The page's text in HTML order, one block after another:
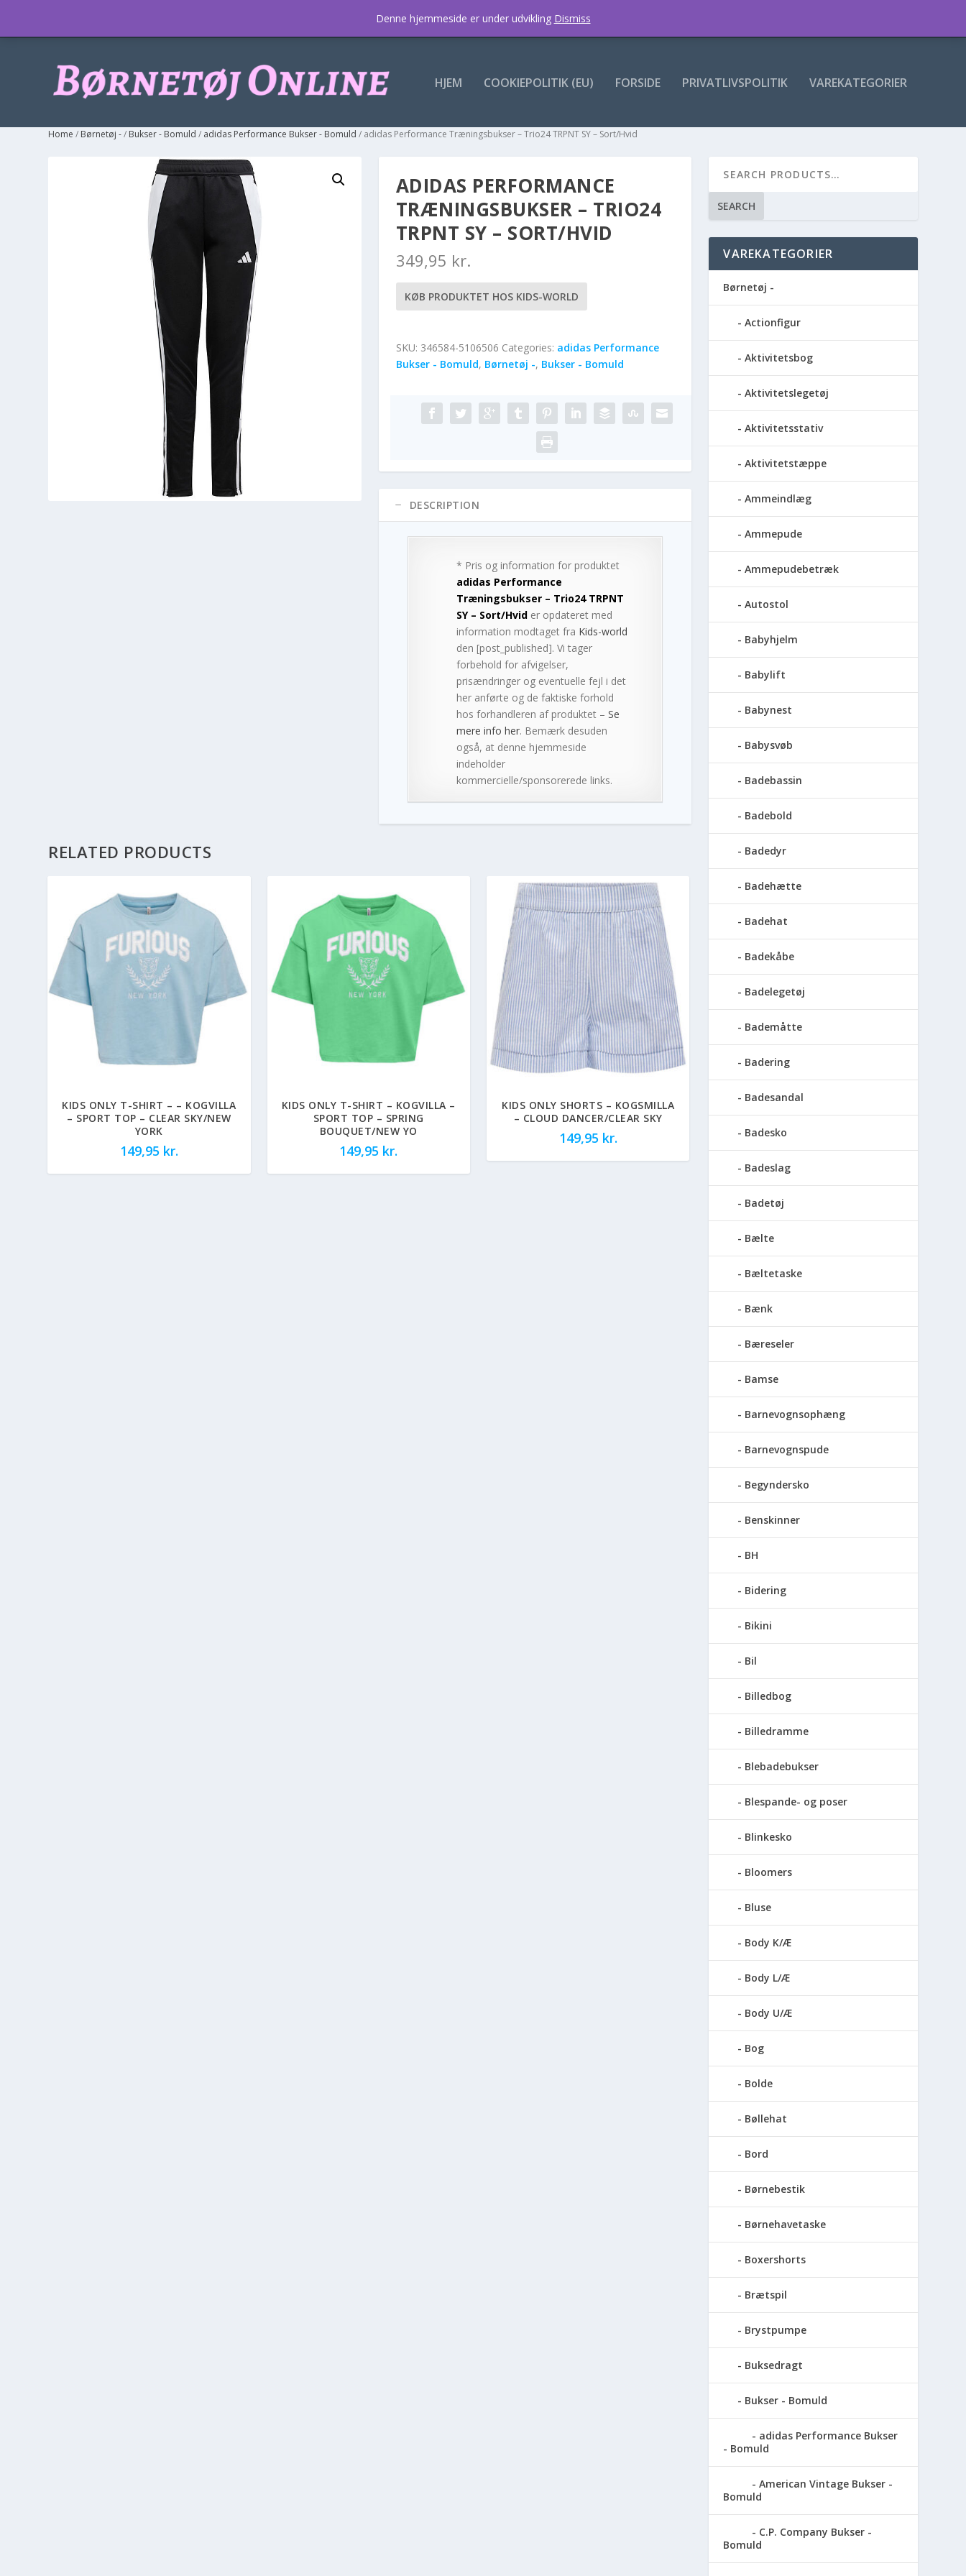
HJEM COOKIEPOLITIK (EU) FORSIDE PRIVATLIVSPOLITIK VAREKATEGORIER
Home / Børnetøj -/ Bukser - Bomuld / adidas Performance Bukser - Bomuld / adidas Performance Træningsbukser – Trio24 TRPNT SY – Sort/Hvid
ADIDAS PERFORMANCE
TRÆNINGSBUKSER – TRIO24
TRPNT SY – SORT/HVID
349,95 kr.
KØB PRODUKTET HOS KIDS-WORLD
SKU: 346584-5106506 Categories: adidas Performance
Bukser - Bomuld, Børnetøj -, Bukser - Bomuld
DESCRIPTION
* Pris og information for produktet
adidas Performance
Træningsbukser – Trio24 TRPNT
SY – Sort/Hvider opdateret med
information modtaget fra Kids-world
den [post_published]. Vi tager
forbehold for afvigelser,
prisændringer og eventuelle fejl i det
her anførte og de faktiske forhold
hos forhandleren af produktet – Se
mere info her. Bemærk desuden
også, at denne hjemmeside
indeholder
kommercielle/sponsorerede links.
RELATED PRODUCTS
KIDS ONLY T-SHIRT – – KOGVILLA
– SPORT TOP – CLEAR SKY/NEW
YORK
149,95 kr.
KIDS ONLY T-SHIRT – KOGVILLA –
SPORT TOP – SPRING
BOUQUET/NEW YO
149,95 kr.
KIDS ONLY SHORTS – KOGSMILLA
– CLOUD DANCER/CLEAR SKY
149,95 kr.
SEARCH
VAREKATEGORIER
Børnetøj -
Actionfigur
Aktivitetsbog
Aktivitetslegetøj
Aktivitetsstativ
Aktivitetstæppe
Ammeindlæg
Ammepude
Ammepudebetræk
Autostol
Babyhjelm
Babylift
Babynest
Babysvøb
Badebassin
Badebold
Badedyr
Badehætte
Badehat
Badekåbe
Badelegetøj
Bademåtte
Badering
Badesandal
Badesko
Badeslag
Badetøj
Bælte
Bæltetaske
Bænk
Bæreseler
Bamse
Barnevognsophæng
Barnevognspude
Begyndersko
Benskinner
BH
Bidering
Bikini
Bil
Billedbog
Billedramme
Blebadebukser
Blespande- og poser
Blinkesko
Bloomers
Bluse
Body K/Æ
Body L/Æ
Body U/Æ
Bog
Bolde
Bøllehat
Bord
Børnebestik
Børnehavetaske
Boxershorts
Brætspil
Brystpumpe
Buksedragt
Bukser - Bomuld
adidas Performance Bukser
- Bomuld
American Vintage Bukser -
Bomuld
C.P. Company Bukser -
Bomuld
Denne hjemmeside er under udvikling Dismiss